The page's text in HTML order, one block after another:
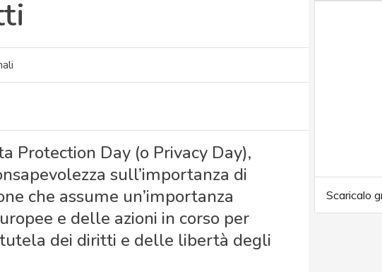
Protection Day (o Privacy Day),
sull’importanza di
che assume un’importanza
e delle azioni in corso per
dei diritti e delle libertà degli
Scaricalo